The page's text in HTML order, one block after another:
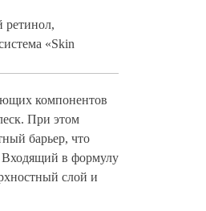
ретинол,
«Skin
компонентов
При этом
барьер, что
Входящий в формулу
слой и